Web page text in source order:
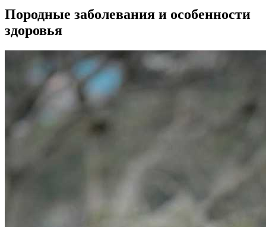
Породные заболевания и особенности
здоровья